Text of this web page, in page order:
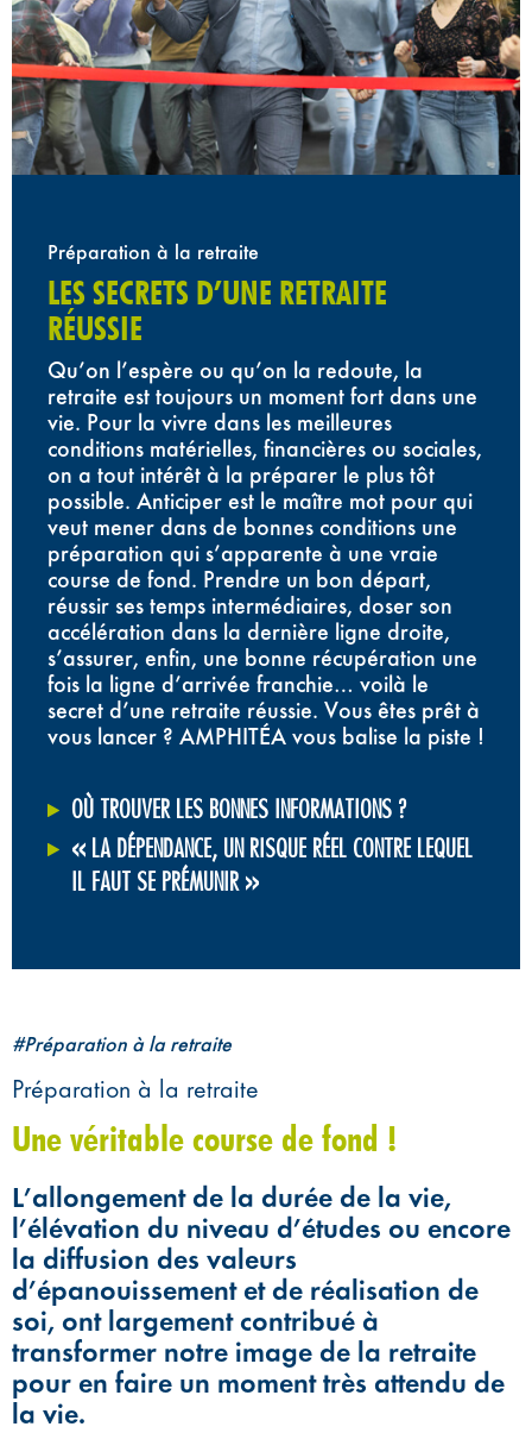
Préparation à la retraite
LES SECRETS D’UNE RETRAITE
RÉUSSIE
Qu’on l’espère ou qu’on la redoute, la
retraite est toujours un moment fort dans une
vie. Pour la vivre dans les meilleures
conditions matérielles, financières ou sociales,
on a tout intérêt à la préparer le plus tôt
possible. Anticiper est le maître mot pour qui
veut mener dans de bonnes conditions une
préparation qui s’apparente à une vraie
course de fond. Prendre un bon départ,
réussir ses temps intermédiaires, doser son
accélération dans la dernière ligne droite,
s’assurer, enfin, une bonne récupération une
fois la ligne d’arrivée franchie… voilà le
secret d’une retraite réussie. Vous êtes prêt à
vous lancer ? AMPHITÉA vous balise la piste !
OÙ TROUVER LES BONNES INFORMATIONS ?
« LA DÉPENDANCE, UN RISQUE RÉEL CONTRE LEQUEL
IL FAUT SE PRÉMUNIR »
#Préparation à la retraite
Préparation à la retraite
Une véritable course de fond !
L’allongement de la durée de la vie,
l’élévation du niveau d’études ou encore
la diffusion des valeurs
d’épanouissement et de réalisation de
soi, ont largement contribué à
transformer notre image de la retraite
pour en faire un moment très attendu de
la vie.